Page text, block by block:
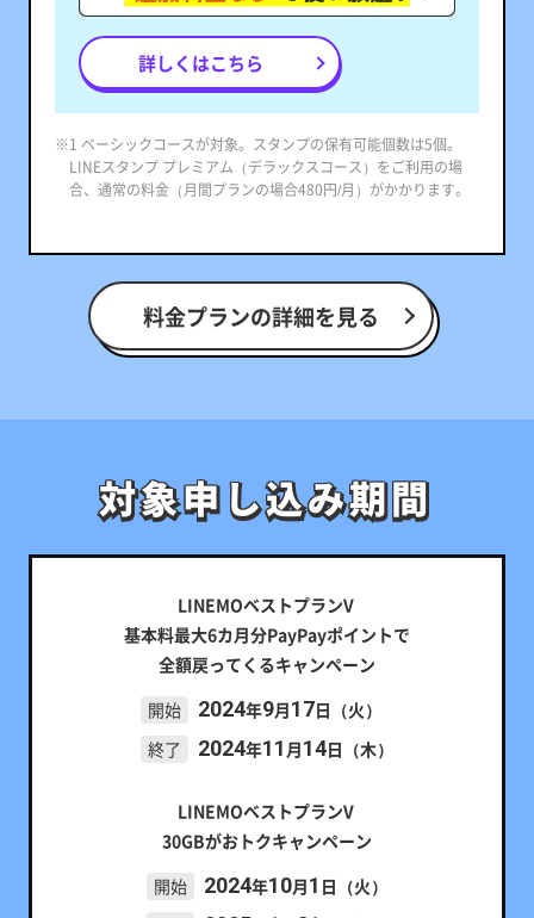
詳しくはこちら
※1 ベーシックコースが対象。スタンプの保有可能個数は5個。
LINEスタンプ プレミアム（デラックスコース）をご利用の場
合、通常の料金（月間プランの場合480円/月）がかかります。
料金プランの詳細を見る
対象申し込み期間
対象申し込み期間
LINEMOベストプランV
基本料最大6カ月分PayPayポイントで
全額戻ってくるキャンペーン
開始
2024年9月17日（火）
終了
2024年11 月14日（木）
LINEMOベストプランV
30GBがおトクキャンペーン
開始
2024年10月1 日（火）